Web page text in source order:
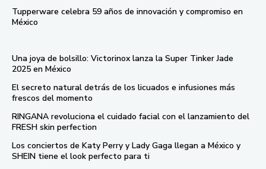
Tupperware celebra 59 años de innovación y compromiso en
México
Una joya de bolsillo: Victorinox lanza la Super Tinker Jade
2025 en México
El secreto natural detrás de los licuados e infusiones más
frescos del momento
RINGANA revoluciona el cuidado facial con el lanzamiento del
FRESH skin perfection
Los conciertos de Katy Perry y Lady Gaga llegan a México y
SHEIN tiene el look perfecto para ti